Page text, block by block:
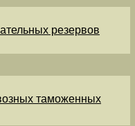
резервов
таможенных